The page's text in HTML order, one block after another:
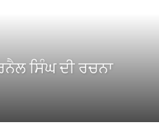
ਸਿੰਘ ਦੀ ਰਚਨਾ